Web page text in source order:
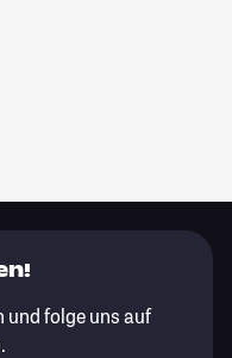
und folge uns auf